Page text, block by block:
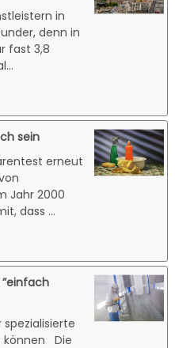
in
denn in
fast 3,8
sein
erneut
Jahr 2000
dass ...
spezialisierte
können Die